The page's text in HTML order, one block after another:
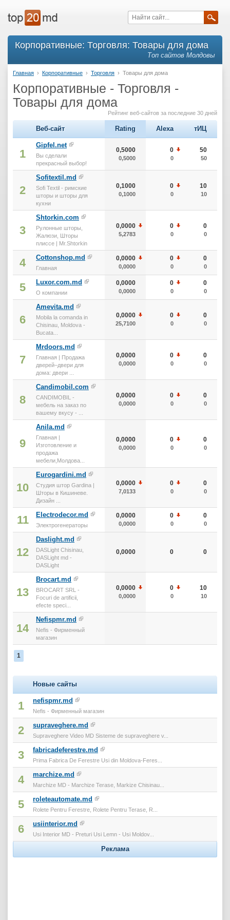
Корпоративные: Торговля: Товары для дома
Топ сайтов Молдовы
Главная › Корпоративные › Торговля › Товары для дома
Корпоративные - Торговля -
Товары для дома
Рейтинг веб-сайтов за последние 30 дней
Веб-сайт Rating Alexa тИЦ
1
Gipfel.net
Вы сделали
прекрасный выбор!
0,5000
0,5000
0
0
50
50
2
Sofitextil.md
Sofi Textil - римские
шторы и шторы для
кухни
0,1000
0,1000
0
0
10
10
3
Shtorkin.com
Рулонные шторы,
Жалюзи, Шторы
плиссе | Mr.Shtorkin
0,0000
5,2783
0
0
0
0
4 Cottonshop.md
Главная
0,0000
0,0000
0
0
0
0
5 Luxor.com.md
О компании
0,0000
0,0000
0
0
0
0
6
Amevita.md
Mobila la comanda in
Chisinau, Moldova -
Bucata...
0,0000
25,7100
0
0
0
0
7
Mrdoors.md
Главная | Продажа
дверей–двери для
дома: двери ...
0,0000
0,0000
0
0
0
0
8
Candimobil.com
CANDIMOBIL -
мебель на заказ по
вашему вкусу - ...
0,0000
0,0000
0
0
0
0
9
Anila.md
Главная |
Изготовление и
продажа
мебели,Молдова...
0,0000
0,0000
0
0
0
0
10
Eurogardini.md
Студия штор Gardina |
Шторы в Кишиневе.
Дизайн ...
0,0000
7,0133
0
0
0
0
11 Electrodecor.md
Электрогенераторы
0,0000
0,0000
0
0
0
0
12
Daslight.md
DASLight Chisinau,
DASLight md -
DASLight
0,0000 0 0
13
Brocart.md
BROCART SRL -
Focuri de artificii,
efecte speci...
0,0000
0,0000
0
0
10
10
14
Nefispmr.md
Nefis - Фирменный
магазин
1
Новые сайты
1 nefispmr.md
Nefis - Фирменный магазин
2 supraveghere.md
Supraveghere Video MD Sisteme de supraveghere v...
3 fabricadeferestre.md
Prima Fabrica De Ferestre Usi din Moldova-Feres...
4 marchize.md
Marchize MD - Marchize Terase, Markize Chisinau...
5 roleteautomate.md
Rolete Pentru Ferestre, Rolete Pentru Terase, R...
6 usiinterior.md
Usi Interior MD - Preturi Usi Lemn - Usi Moldov...
Реклама